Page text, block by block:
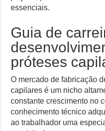
essenciais.
Guia de
próteses
O mercado de fabricação
capilares é um nicho
constante crescimento no
conhecimento técnico
ao trabalhador uma